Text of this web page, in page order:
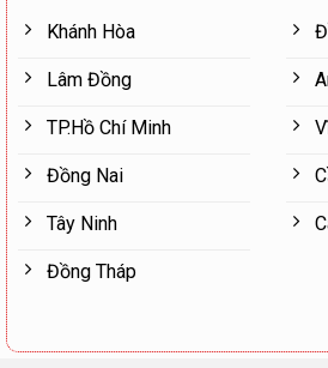
Khánh Hòa
Lâm Đồng
TP.Hồ Chí Minh
Đồng Nai
Tây Ninh
Đồng Tháp